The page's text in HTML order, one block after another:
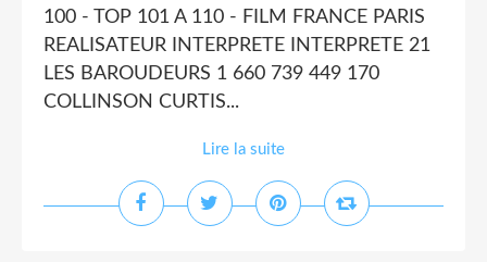
100 - TOP 101 A 110 - FILM FRANCE PARIS
REALISATEUR INTERPRETE INTERPRETE 21
LES BAROUDEURS 1 660 739 449 170
COLLINSON CURTIS...
Lire la suite